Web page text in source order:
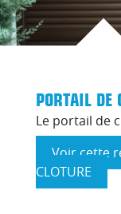
PORTAIL DE
Le portail de
Voir cette
CLOTURE sur